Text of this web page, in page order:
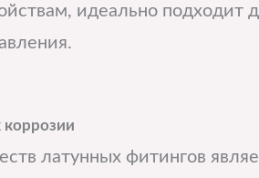
идеально подходит
коррозии
латунных фитингов